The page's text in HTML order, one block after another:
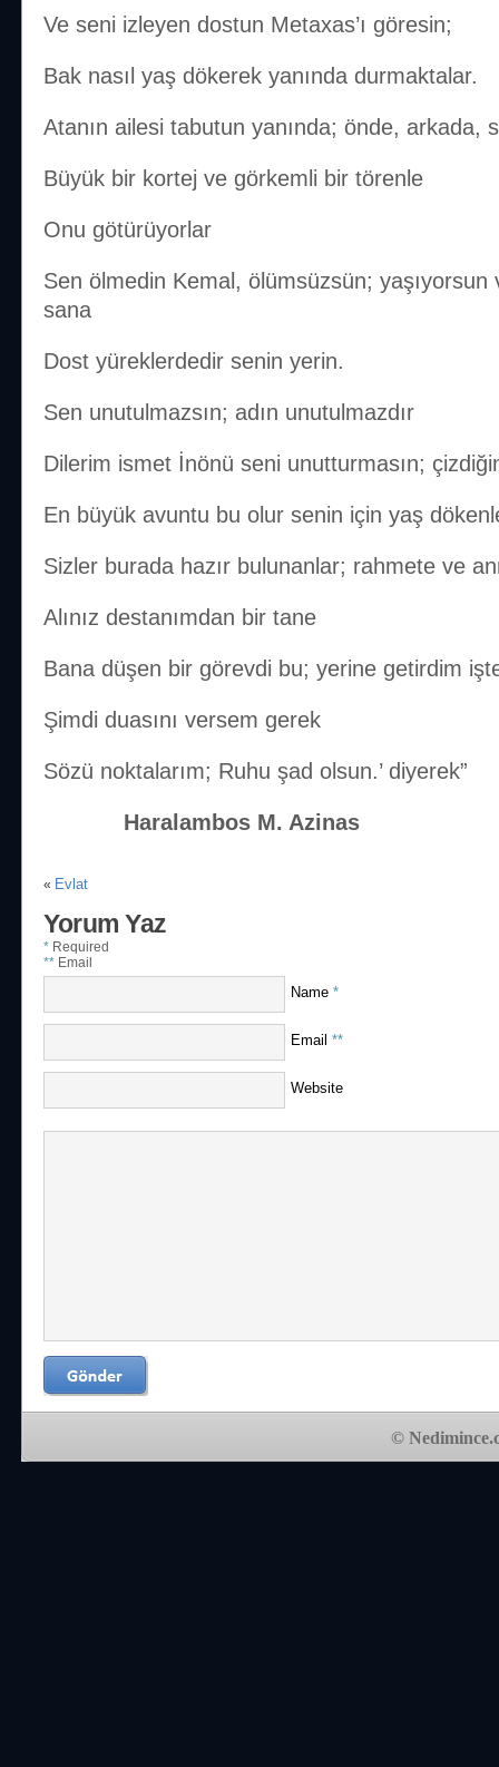
Ve seni izleyen dostun Metaxas’ı göresin;
Bak nasıl yaş dökerek yanında durmaktalar.
Atanın ailesi tabutun yanında; önde, arkada,
Büyük bir kortej ve görkemli bir törenle
Onu götürüyorlar
Sen ölmedin Kemal, ölümsüzsün; yaşıyorsun
sana
Dost yüreklerdedir senin yerin.
Sen unutulmazsın; adın unutulmazdır
Dilerim ismet İnönü seni unutturmasın;
En büyük avuntu bu olur senin için yaş
Sizler burada hazır bulunanlar; rahmete ve
Alınız destanımdan bir tane
Bana düşen bir görevdi bu; yerine getirdim
Şimdi duasını versem gerek
Sözü noktalarım; Ruhu şad olsun.’ diyerek”
Haralambos M. Azinas
« Evlat
Yorum Yaz
* Required
** Email
Name *
Email **
Website
©